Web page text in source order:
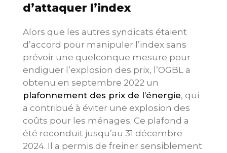
d’attaquer l’index
Alors que les autres syndicats étaient
d’accord pour manipuler l’index sans
prévoir une quelconque mesure pour
endiguer l’explosion des prix, l’OGBL a
obtenu en septembre 2022 un
plafonnement des prix de l’énergie, qui
a contribué à éviter une explosion des
coûts pour les ménages. Ce plafond a
été reconduit jusqu’au 31 décembre
2024. Il a permis de freiner sensiblement